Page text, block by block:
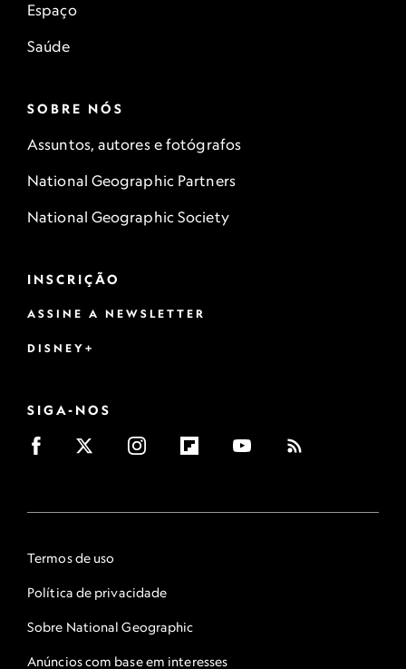
Espaço
Saúde
SOBRE NÓS
Assuntos, autores e fotógrafos
National Geographic Partners
National Geographic Society
INSCRIÇÃO
ASSINE A NEWSLETTER
DISNEY+
SIGA-NOS
Termos de uso
Política de privacidade
Sobre National Geographic
Anúncios com base em interesses